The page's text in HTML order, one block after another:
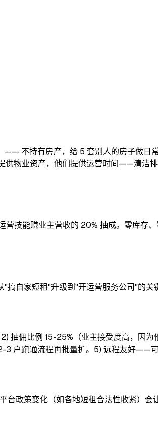
不持有房产，给 5 套别人的房子做日
物业资产，他们提供运营时间——清洁
技能赚业主营收的 20% 抽成。零库存
自家短租"升级到"开运营服务公司"的关
佣比例 15-25%（业主接受度高，因
户跑通流程再批量扩。5) 远程友好——可
政策变化（如各地短租合法性收紧）